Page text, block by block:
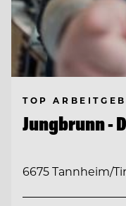
TOP
Jungbrunn -
6675 Tannheim/